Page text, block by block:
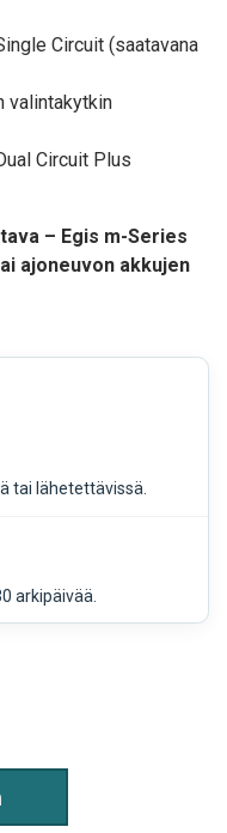
Circuit (saatavana
valintakytkin
Circuit Plus
– Egis m-Series
ajoneuvon akkujen
tai lähetettävissä.
arkipäivää.